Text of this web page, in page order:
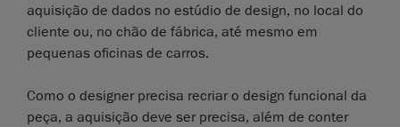
aquisição de dados no estúdio de design, no local do
cliente ou, no chão de fábrica, até mesmo em
pequenas oficinas de carros.
Como o designer precisa recriar o design funcional da
peça, a aquisição deve ser precisa, além de conter